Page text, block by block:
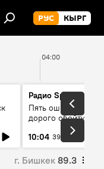
РУС КЫРГ
04:00
Радио Sputnik
Пять ошибок
дорого обойтись
10:04 39 мин
г. Бишкек 89.3